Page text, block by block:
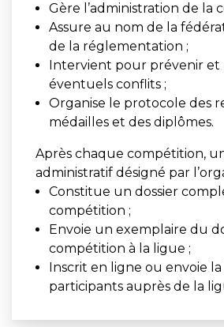
Gère l’administration de la
Assure au nom de la
de la réglementation ;
Intervient pour prévenir et
éventuels conflits ;
Organise le protocole des
médailles et des diplômes.
Après chaque compétition,
administratif désigné par
Constitue un dossier
compétition ;
Envoie un exemplaire du
compétition à la ligue ;
Inscrit en ligne ou envoie la
participants auprès de la